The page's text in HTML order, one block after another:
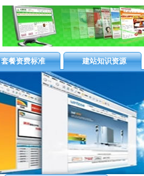
套餐资费标准 建站知识资源